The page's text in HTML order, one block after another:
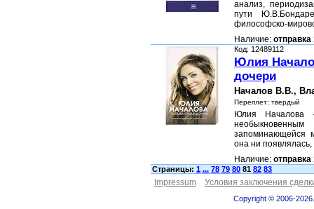
анализ,
пути
философско-
Наличие: отправка
Код: 12489112
Юлия
дочери
Началов В.В.,
Переплет: твердый
Юлия Началова
запоминающейся
она ни появлялась,
Наличие: отправка
Страницы: 1 ... 78 79 80 81 82 83
Impressum Условия заключения
Copyright © 2006-